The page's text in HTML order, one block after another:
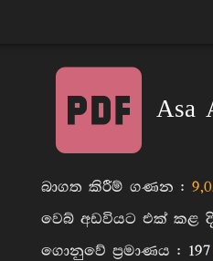
Asa
බාගත කිරීම් ගණන :
වෙබ් අඩවියට එක් කළ
ගොනුවේ ප්‍රමාණය : 197